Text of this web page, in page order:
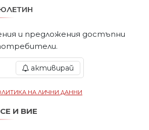
и предложения достъпни
активирай
НА ЛИЧНИ ДАННИ
И ВИЕ